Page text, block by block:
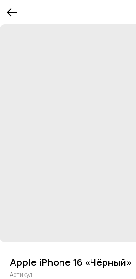
Apple iPhone 16 «Чёрный»
Артикул: